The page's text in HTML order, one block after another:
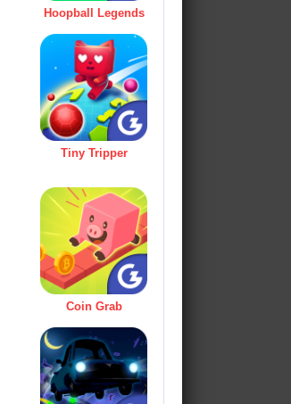
Hoopball Legends
Tiny Tripper
Coin Grab